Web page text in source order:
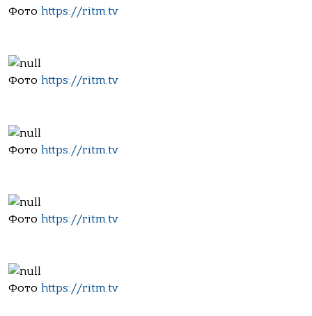
Фото https://ritm.tv
Фото https://ritm.tv
Фото https://ritm.tv
Фото https://ritm.tv
Фото https://ritm.tv